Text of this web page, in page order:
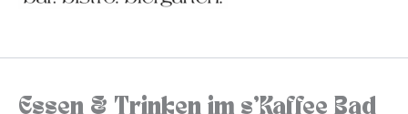
Essen & Trinken im s’Kaffee Bad